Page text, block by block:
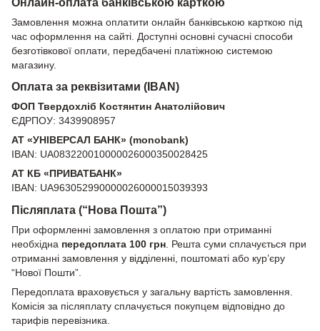
Замовлення можна оплатити онлайн банківською карткою під
час оформлення на сайті. Доступні основні сучасні способи
безготівкової оплати, передбачені платіжною системою
магазину.
Оплата за реквізитами (IBAN)
ФОП Твердохліб Костянтин Анатолійович
ЄДРПОУ: 3439908957
АТ «УНІВЕРСАЛ БАНК» (monobank)
IBAN: UA083220010000026000350028425
АТ КБ «ПРИВАТБАНК»
IBAN: UA963052990000026000015039393
Післяплата (“Нова Пошта”)
При оформленні замовлення з оплатою при отриманні
необхідна передоплата 100 грн . Решта суми сплачується при
отриманні замовлення у відділенні, поштоматі або кур’єру
“Нової Пошти”.
Передоплата враховується у загальну вартість замовлення.
Комісія за післяплату сплачується покупцем відповідно до
тарифів перевізника.